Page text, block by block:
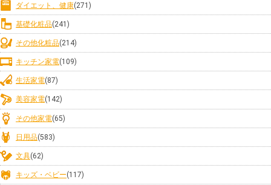
ダイエット、健康(271)
基礎化粧品(241)
その他化粧品(214)
キッチン家電(109)
生活家電(87)
美容家電(142)
その他家電(65)
日用品(583)
文具(62)
キッズ・ベビー(117)